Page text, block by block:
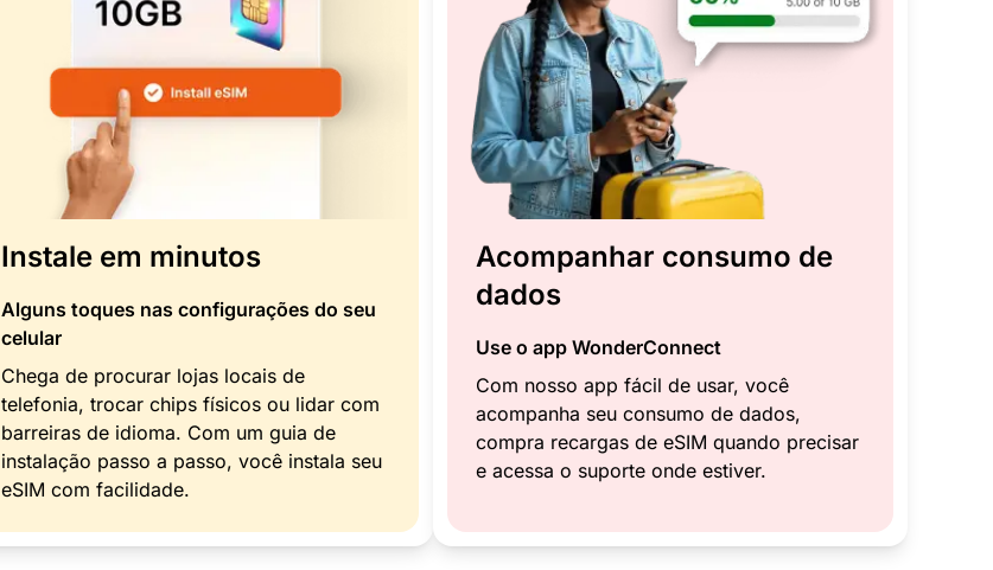
Instale em minutos
Alguns toques nas configurações do seu
celular
Chega de procurar lojas locais de
telefonia, trocar chips físicos ou lidar com
barreiras de idioma. Com um guia de
instalação passo a passo, você instala seu
eSIM com facilidade.
Acompanhar consumo de
dados
Use o app WonderConnect
Com nosso app fácil de usar, você
acompanha seu consumo de dados,
compra recargas de eSIM quando precisar
e acessa o suporte onde estiver.